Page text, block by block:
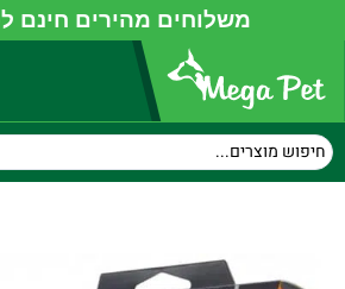
משלוחים מהירים חינם